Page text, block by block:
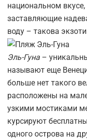
национальном
заставляющие
воду – такова
Эль-Гуна –
называют еще
больше нет такого
расположены на
узкими мостиками
курсируют
одного острова на